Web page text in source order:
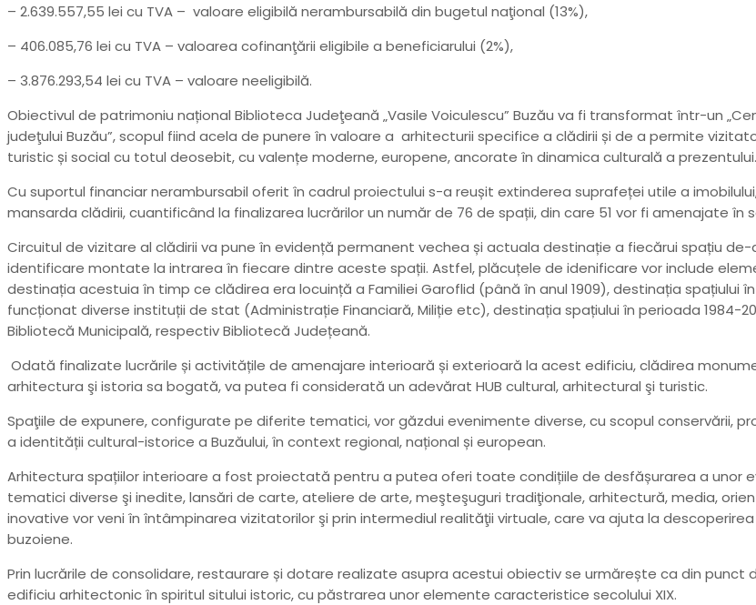
– 2.639.557,55 lei cu TVA – valoare eligibilă nerambursabilă din bugetul naţional (13%),
– 406.085,76 lei cu TVA – valoarea cofinanţării eligibile a beneficiarului (2%),
– 3.876.293,54 lei cu TVA – valoare neeligibilă.
Obiectivul de patrimoniu național Biblioteca Judeţeană „Vasile Voiculescu” Buzău va fi transformat într-un
judeţului Buzău”, scopul fiind acela de punere în valoare a arhitecturii specifice a clădirii și de a permite
turistic și social cu totul deosebit, cu valențe moderne, europene, ancorate în dinamica culturală a prezentului.
Cu suportul financiar nerambursabil oferit în cadrul proiectului s-a reușit extinderea suprafeței utile a
mansarda clădirii, cuantificând la finalizarea lucrărilor un număr de 76 de spații, din care 51 vor fi amenajate în
Circuitul de vizitare al clădirii va pune în evidență permanent vechea și actuala destinație a fiecărui spațiu
identificare montate la intrarea în fiecare dintre aceste spații. Astfel, plăcuțele de idenificare vor include
destinația acestuia în timp ce clădirea era locuință a Familiei Garoflid (până în anul 1909), destinația spațiului
funcționat diverse instituții de stat (Administrație Financiară, Miliție etc), destinația spațiului în perioada 1984-
Bibliotecă Municipală, respectiv Bibliotecă Județeană.
Odată finalizate lucrările și activitățile de amenajare interioară și exterioară la acest edificiu, clădirea
arhitectura şi istoria sa bogată, va putea fi considerată un adevărat HUB cultural, arhitectural şi turistic.
Spaţiile de expunere, configurate pe diferite tematici, vor găzdui evenimente diverse, cu scopul conservării,
a identității cultural-istorice a Buzăului, în context regional, național și european.
Arhitectura spațiilor interioare a fost proiectată pentru a putea oferi toate condițiile de desfășurarea a unor
tematici diverse şi inedite, lansări de carte, ateliere de arte, meşteşuguri tradiţionale, arhitectură, media,
inovative vor veni în întâmpinarea vizitatorilor şi prin intermediul realităţii virtuale, care va ajuta la
buzoiene.
Prin lucrările de consolidare, restaurare și dotare realizate asupra acestui obiectiv se urmărește ca din punct
edificiu arhitectonic în spiritul sitului istoric, cu păstrarea unor elemente caracteristice secolului XIX.